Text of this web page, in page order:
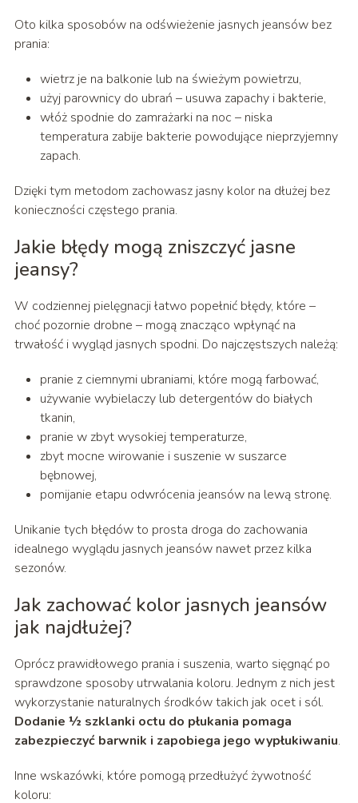
Oto kilka sposobów na odświeżenie jasnych jeansów bez
prania:
wietrz je na balkonie lub na świeżym powietrzu,
użyj parownicy do ubrań – usuwa zapachy i bakterie,
włóż spodnie do zamrażarki na noc – niska
temperatura zabije bakterie powodujące nieprzyjemny
zapach.
Dzięki tym metodom zachowasz jasny kolor na dłużej bez
konieczności częstego prania.
Jakie błędy mogą zniszczyć jasne
jeansy?
W codziennej pielęgnacji łatwo popełnić błędy, które –
choć pozornie drobne – mogą znacząco wpłynąć na
trwałość i wygląd jasnych spodni. Do najczęstszych należą:
pranie z ciemnymi ubraniami, które mogą farbować,
używanie wybielaczy lub detergentów do białych
tkanin,
pranie w zbyt wysokiej temperaturze,
zbyt mocne wirowanie i suszenie w suszarce
bębnowej,
pomijanie etapu odwrócenia jeansów na lewą stronę.
Unikanie tych błędów to prosta droga do zachowania
idealnego wyglądu jasnych jeansów nawet przez kilka
sezonów.
Jak zachować kolor jasnych jeansów
jak najdłużej?
Oprócz prawidłowego prania i suszenia, warto sięgnąć po
sprawdzone sposoby utrwalania koloru. Jednym z nich jest
wykorzystanie naturalnych środków takich jak ocet i sól.
Dodanie ½ szklanki octu do płukania pomaga
zabezpieczyć barwnik i zapobiega jego wypłukiwaniu.
Inne wskazówki, które pomogą przedłużyć żywotność
koloru: